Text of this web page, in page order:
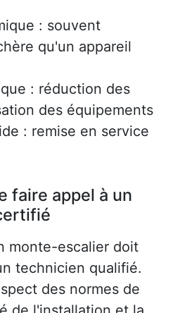
: souvent
qu'un appareil
: réduction des
des équipements
: remise en service
faire appel à un
monte-escalier doit
technicien qualifié.
des normes de